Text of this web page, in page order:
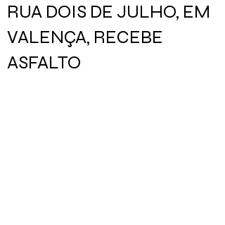
RUA DOIS DE JULHO, EM
VALENÇA, RECEBE
ASFALTO